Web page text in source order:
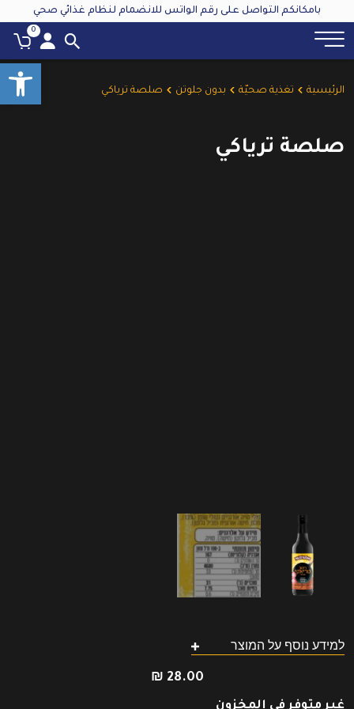
بامكانكم التواصل على رقم الواتس للانضمام لنظام غذائي صحي
0
الرئيسية تغذية صحيّة بدون جلوتن صلصة ترياكي
صلصة ترياكي
למידע נוסף על המוצר
₪ 28.00